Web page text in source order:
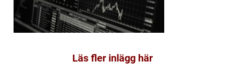
Läs fler inlägg här